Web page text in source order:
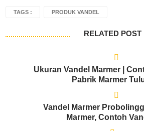
TAGS : PRODUK VANDEL
RELATED POST
Ukuran Vandel Marmer |
Pabrik Marmer
Vandel Marmer
Marmer, Contoh